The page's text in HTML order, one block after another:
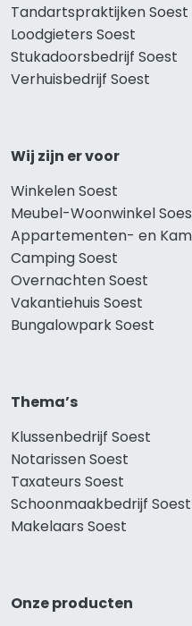
Tandartspraktijken Soest
Loodgieters Soest
Stukadoorsbedrijf Soest
Verhuisbedrijf Soest
Wij zijn er voor
Winkelen Soest
Meubel-Woonwinkel
Appartementen- en
Camping Soest
Overnachten Soest
Vakantiehuis Soest
Bungalowpark Soest
Thema’s
Klussenbedrijf Soest
Notarissen Soest
Taxateurs Soest
Schoonmaakbedrijf Soest
Makelaars Soest
Onze producten